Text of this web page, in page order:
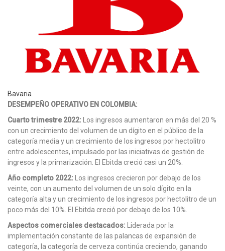
Bavaria
DESEMPEÑO OPERATIVO EN COLOMBIA:
Cuarto trimestre 2022: Los ingresos aumentaron en más del 20 %
con un crecimiento del volumen de un dígito en el público de la
categoría media y un crecimiento de los ingresos por hectolitro
entre adolescentes, impulsado por las iniciativas de gestión de
ingresos y la primarización. El Ebitda creció casi un 20%.
Año completo 2022: Los ingresos crecieron por debajo de los
veinte, con un aumento del volumen de un solo dígito en la
categoría alta y un crecimiento de los ingresos por hectolitro de un
poco más del 10%. El Ebitda creció por debajo de los 10%.
Aspectos comerciales destacados: Liderada por la
implementación constante de las palancas de expansión de
categoría, la categoría de cerveza continúa creciendo, ganando